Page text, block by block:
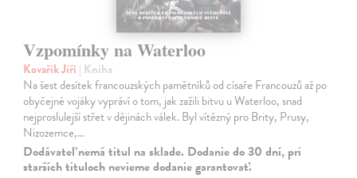
Vzpomínky na Waterloo
Kovařík Jiří | Kniha
Na šest desítek francouzských pamětníků od císaře Francouzů až po
obyčejné vojáky vypráví o tom, jak zažili bitvu u Waterloo, snad
nejproslulejší střet v dějinách válek. Byl vítězný pro Brity, Prusy,
Nizozemce,…
Dodávateľ nemá titul na sklade. Dodanie do 30 dní, pri
starších tituloch nevieme dodanie garantovať.